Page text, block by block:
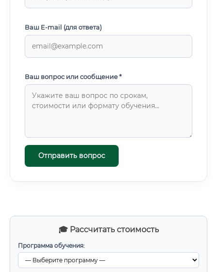
🎓 Рассчитать стоимость
Программа обучения:
Ваш E-mail (для ответа)
Ваш вопрос или сообщение *
Отправить вопрос